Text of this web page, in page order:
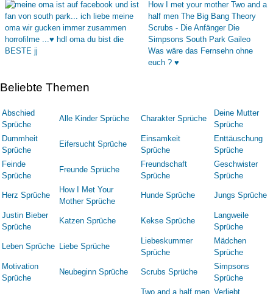
meine
Beliebte Themen
Abschied
Sprüche
Alle Kinder Sprüche Charakter Sprüche
Deine Mutter
Sprüche
Dummheit
Sprüche
Eifersucht Sprüche
Einsamkeit
Sprüche
Enttäuschung
Sprüche
Feinde
Sprüche
Freunde Sprüche
Freundschaft
Sprüche
Geschwister
Sprüche
Herz Sprüche
How I Met Your
Mother Sprüche
Hunde Sprüche Jungs Sprüche
Justin Bieber
Sprüche
Katzen Sprüche Kekse Sprüche
Langweile
Sprüche
Leben Sprüche Liebe Sprüche
Liebeskummer
Sprüche
Mädchen
Sprüche
Motivation
Sprüche
Neubeginn Sprüche Scrubs Sprüche
Simpsons
Sprüche
Two and a half men Verliebt